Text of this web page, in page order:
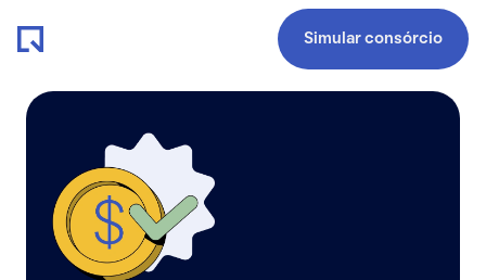
Simular consórcio